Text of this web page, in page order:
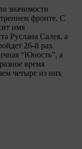
значимости
фронте. C
имя
Руслана Салея, а
26-й раз.
“Юность”, а
время
четыре из них